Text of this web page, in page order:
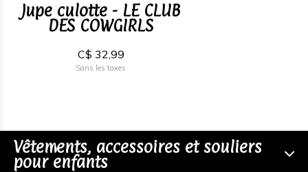
Jupe culotte - LE CLUB
DES COWGIRLS
C$ 32,99
Sans les taxes
Vêtements, accessoires et souliers
pour enfants